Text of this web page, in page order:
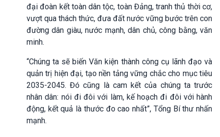
đại đoàn kết toàn dân tộc, toàn Đảng, tranh thủ thời cơ,
vượt qua thách thức, đưa đất nước vững bước trên con
đường dân giàu, nước mạnh, dân chủ, công bằng, văn
minh.
“Chúng ta sẽ biến Văn kiện thành công cụ lãnh đạo và
quản trị hiện đại, tạo nền tảng vững chắc cho mục tiêu
2035-2045. Đó cũng là cam kết của chúng ta trước
nhân dân: nói đi đôi với làm, kế hoạch đi đôi với hành
động, kết quả là thước đo cao nhất”, Tổng Bí thư nhấn
mạnh.